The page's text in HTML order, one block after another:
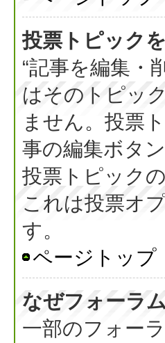
投票トピック
“記事を編集・
はそのトピッ
ません。投票
事の編集ボタ
投票トピック
これは投票オ
す。
ページトップ
なぜフォーラ
一部のフォー